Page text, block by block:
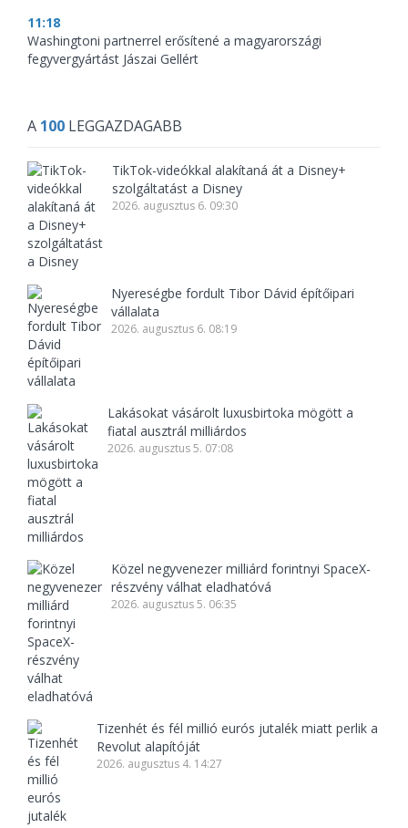
11:18
Washingtoni partnerrel erősítené a magyarországi
fegyvergyártást Jászai Gellért
A 100 LEGGAZDAGABB
TikTok-videókkal alakítaná át a Disney+
szolgáltatást a Disney
2026. augusztus 6. 09:30
Nyereségbe fordult Tibor Dávid építőipari
vállalata
2026. augusztus 6. 08:19
Lakásokat vásárolt luxusbirtoka mögött a
fiatal ausztrál milliárdos
2026. augusztus 5. 07:08
Közel negyvenezer milliárd forintnyi SpaceX-
részvény válhat eladhatóvá
2026. augusztus 5. 06:35
Tizenhét és fél millió eurós jutalék miatt perlik a
Revolut alapítóját
2026. augusztus 4. 14:27